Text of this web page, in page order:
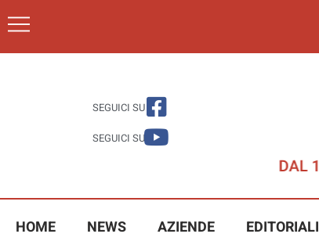
SEGUICI SU
SEGUICI SU
HOME NEWS AZIENDE EDITORIALI